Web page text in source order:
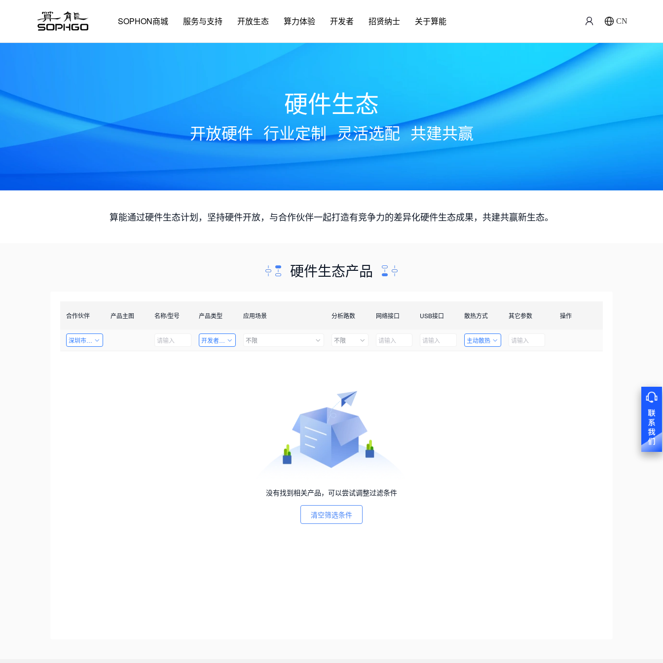
SOPHON商城 服务与支持 开放生态 算力体验 开发者 招贤纳士 关于算能 CN
硬件生态
开放硬件 行业定制 灵活选配 共建共赢
算能通过硬件生态计划，坚持硬件开放，与合作伙伴一起打造有竞争力的差异化硬件生态成果，共建共赢新生态。
硬件生态产品
合作伙伴 产品主图 名称/型号 产品类型 应用场景 分析路数 网络接口 USB接口 散热方式 其它参数 操作
深圳市创智成科技股份有限公司 开发者套件 不限 不限 主动散热
没有找到相关产品，可以尝试调整过滤条件
清空筛选条件